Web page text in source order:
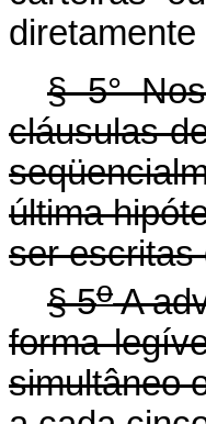
§ 5°
cláusulas
última
ser escritas
§ 5oA
forma
simultâneo